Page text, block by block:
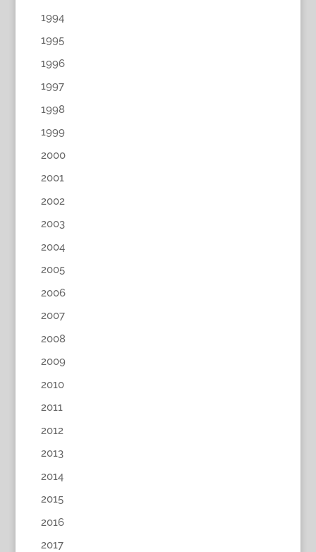
1994
1995
1996
1997
1998
1999
2000
2001
2002
2003
2004
2005
2006
2007
2008
2009
2010
2011
2012
2013
2014
2015
2016
2017